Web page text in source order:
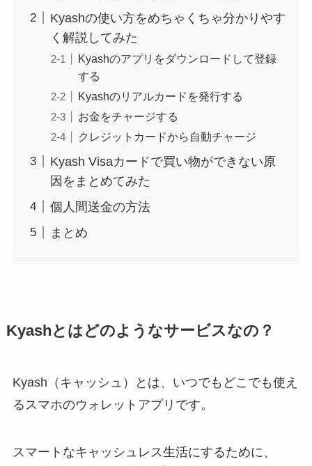
Kyashの使い方をめちゃくちゃ分かりやす
く解説してみた
Kyashのアプリをダウンロードして登録
する
Kyashのリアルカードを発行する
お金をチャージする
クレジットカードから自動チャージ
Kyash Visaカードで買い物ができない原
因をまとめてみた
個人間送金の方法
まとめ
Kyashとはどのようなサービスなの？
Kyash（キャッシュ）とは、いつでもどこでも使え
るスマホのウォレットアプリです。
スマートなキャッシュレス生活にするために、